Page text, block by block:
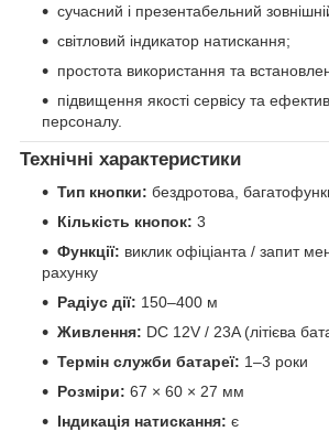
сучасний і презентабельний
світловий індикатор натискання;
простота використання та
підвищення якості сервісу та
персоналу.
Технічні характеристики
Тип кнопки: бездротова,
Кількість кнопок: 3
Функції: виклик офіціанта / запит
рахунку
Радіус дії: 150–400 м
Живлення: DC 12V / 23A (літієва
Термін служби батареї: 1–3 роки
Розміри: 67 × 60 × 27 мм
Індикація натискання: є